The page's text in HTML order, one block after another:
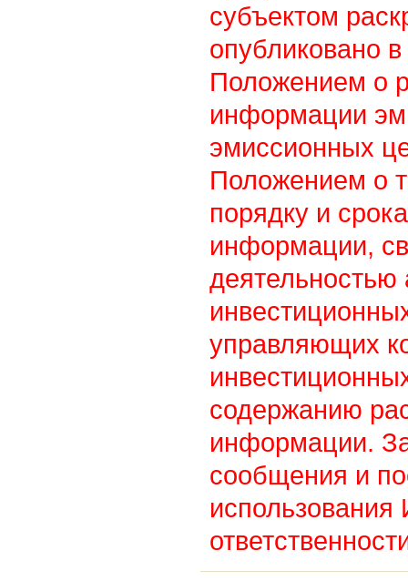
субъектом
опубликовано в
Положением о
информации
эмиссионных
Положением о
порядку и
информации,
управляющих
содержанию
информации.
сообщения и